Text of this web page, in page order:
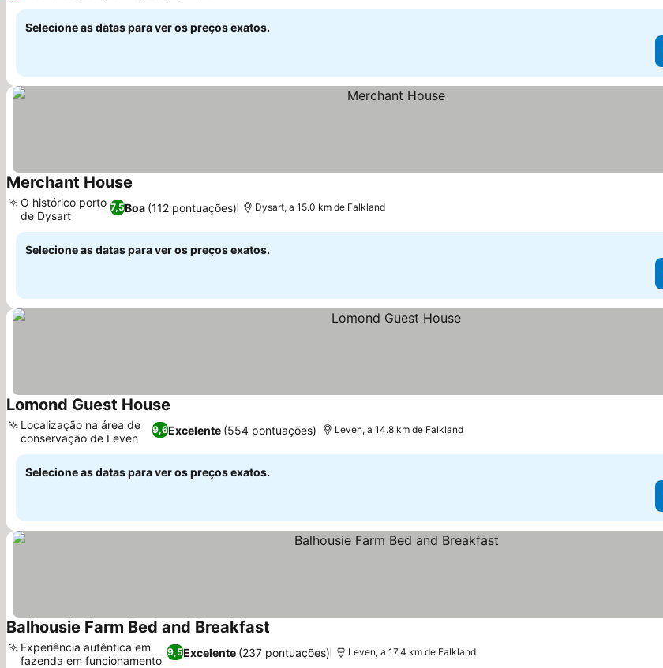
Selecione as datas para ver os preços exatos.
Merchant House
7,5Boa (112 pontuações)
O histórico porto
de Dysart
Dysart, a 15.0 km de Falkland
Selecione as datas para ver os preços exatos.
Lomond Guest House
9,6Excelente (554 pontuações)
Localização na área de
conservação de Leven
Leven, a 14.8 km de Falkland
Selecione as datas para ver os preços exatos.
Balhousie Farm Bed and Breakfast
9,5Excelente (237 pontuações)
Experiência autêntica em
fazenda em funcionamento
Leven, a 17.4 km de Falkland